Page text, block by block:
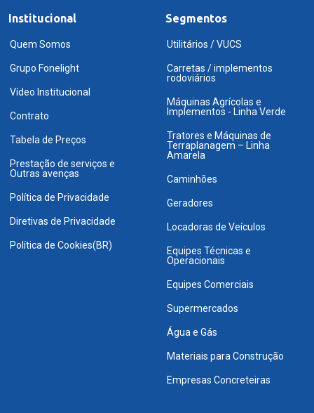
Institucional
Quem Somos
Grupo Fonelight
Vídeo Institucional
Contrato
Tabela de Preços
Prestação de serviços e
Outras avenças
Política de Privacidade
Diretivas de Privacidade
Política de Cookies(BR)
Segmentos
Utilitários / VUCS
Carretas / implementos
rodoviários
Máquinas Agrícolas e
Implementos - Linha Verde
Tratores e Máquinas de
Terraplanagem – Linha
Amarela
Caminhões
Geradores
Locadoras de Veículos
Equipes Técnicas e
Operacionais
Equipes Comerciais
Supermercados
Água e Gás
Materiais para Construção
Empresas Concreteiras